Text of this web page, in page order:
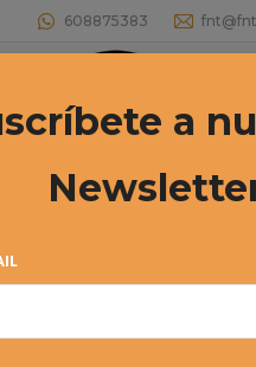
608875383
FERRER SPORT
a